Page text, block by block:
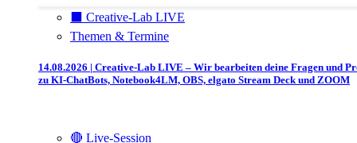
⬛️ Creative-Lab LIVE
Themen & Termine
14.08.2026 | Creative-Lab LIVE – Wir bearbeiten deine Fragen und
zu KI-ChatBots, Notebook4LM, OBS, elgato Stream Deck und ZOOM
🔴 Live-Session